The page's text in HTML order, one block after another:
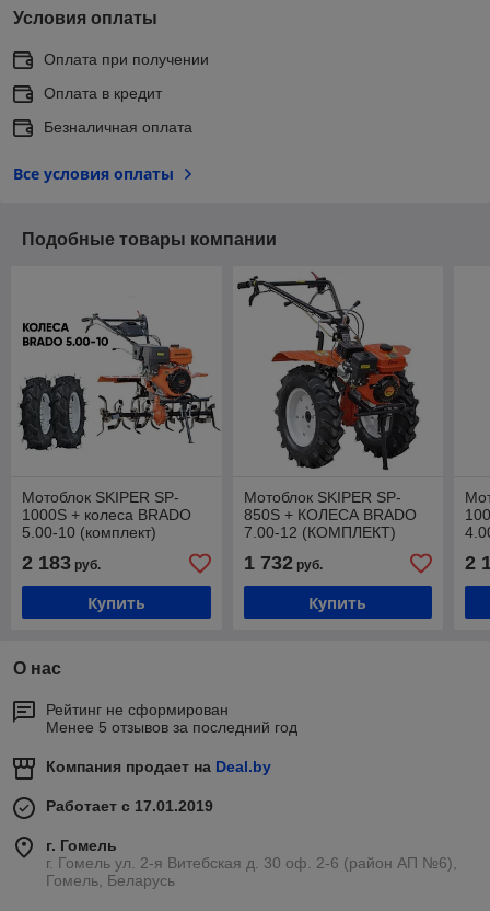
Условия оплаты
Оплата при получении
Оплата в кредит
Безналичная оплата
Все условия оплаты
Подобные товары компании
Мотоблок SKIPER SP-
1000S + колеса BRADO
5.00-10 (комплект)
2 183 руб.
Купить
Мотоблок SKIPER SP-
850S + КОЛЕСА BRADO
7.00-12 (КОМПЛЕКТ)
1 732руб.
Купить
2
О нас
Рейтинг не сформирован
Менее 5 отзывов за последний год
Компания продает на Deal.by
Работает с 17.01.2019
г. Гомель
г. Гомель ул. 2-я Витебская д. 30 оф. 2-6 (район АП №6),
Гомель, Беларусь